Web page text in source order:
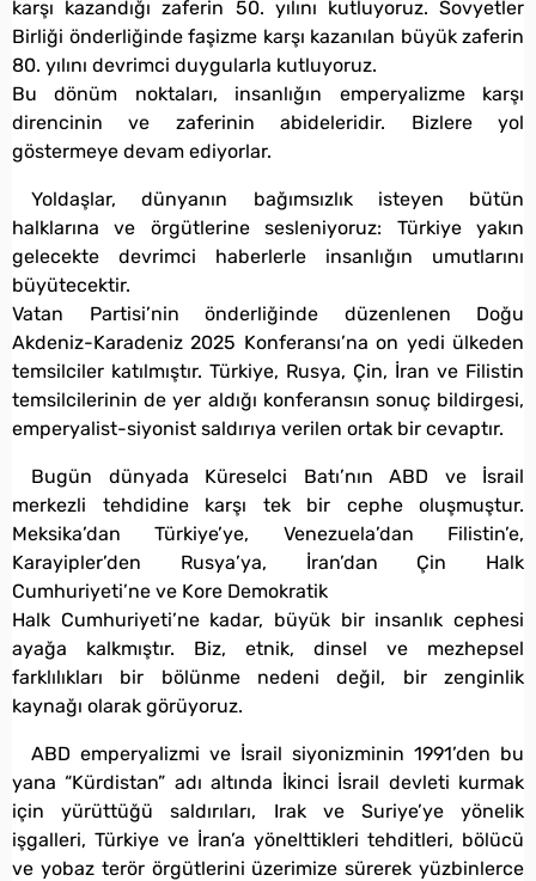
karşı kazandığı zaferin 50. yılını kutluyoruz. Sovyetler
Birliği önderliğinde faşizme karşı kazanılan büyük zaferin
80. yılını devrimci duygularla kutluyoruz.
Bu dönüm noktaları, insanlığın emperyalizme karşı
direncinin ve zaferinin abideleridir. Bizlere yol
göstermeye devam ediyorlar.
Yoldaşlar, dünyanın bağımsızlık isteyen bütün
halklarına ve örgütlerine sesleniyoruz: Türkiye yakın
gelecekte devrimci haberlerle insanlığın umutlarını
büyütecektir.
Vatan Partisi’nin önderliğinde düzenlenen Doğu
Akdeniz-Karadeniz 2025 Konferansı’na on yedi ülkeden
temsilciler katılmıştır. Türkiye, Rusya, Çin, İran ve Filistin
temsilcilerinin de yer aldığı konferansın sonuç bildirgesi,
emperyalist-siyonist saldırıya verilen ortak bir cevaptır.
Bugün dünyada Küreselci Batı’nın ABD ve İsrail
merkezli tehdidine karşı tek bir cephe oluşmuştur.
Meksika’dan Türkiye’ye, Venezuela’dan Filistin’e,
Karayipler’den Rusya’ya, İran’dan Çin Halk
Cumhuriyeti’ne ve Kore Demokratik
Halk Cumhuriyeti’ne kadar, büyük bir insanlık cephesi
ayağa kalkmıştır. Biz, etnik, dinsel ve mezhepsel
farklılıkları bir bölünme nedeni değil, bir zenginlik
kaynağı olarak görüyoruz.
ABD emperyalizmi ve İsrail siyonizminin 1991’den bu
yana “Kürdistan” adı altında İkinci İsrail devleti kurmak
için yürüttüğü saldırıları, Irak ve Suriye’ye yönelik
işgalleri, Türkiye ve İran’a yönelttikleri tehditleri, bölücü
ve yobaz terör örgütlerini üzerimize sürerek yüzbinlerce